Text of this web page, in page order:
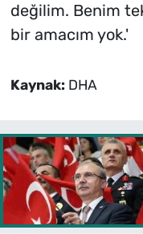
değilim. Benim
bir amacım yok.'
Kaynak: DHA